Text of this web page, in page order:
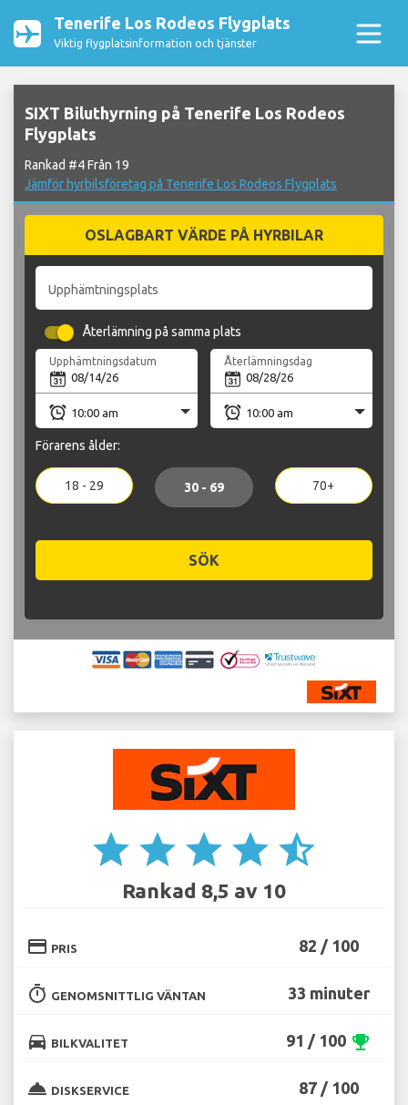
Tenerife Los Rodeos Flygplats
Viktig flygplatsinformation och tjänster
SIXT Biluthyrning på Tenerife Los Rodeos
Flygplats
Rankad #4 Från 19
Jämför hyrbilsföretag på Tenerife Los Rodeos Flygplats
OSLAGBART VÄRDE PÅ HYRBILAR
Upphämtningsplats
Återlämning på samma plats
Upphämtningsdatum Återlämningsdag
Förarens ålder:
18 - 29 30 - 69 70+
SÖK
star star star star star_half
Rankad 8,5 av 10
credit_card PRIS 82 / 100
timer GENOMSNITTLIG VÄNTAN 33 minuter
directions_car BILKVALITET 91 / 100 emoji_events
room_service DISKSERVICE 87 / 100